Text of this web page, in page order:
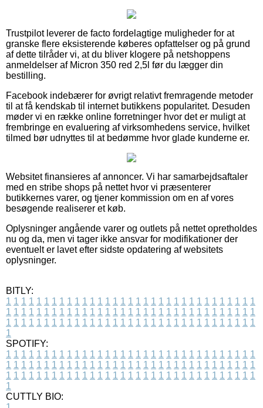
Trustpilot leverer de facto fordelagtige muligheder for at
granske flere eksisterende køberes opfattelser og på grund
af dette tilråder vi, at du bliver klogere på netshoppens
anmeldelser af Micron 350 red 2,5l før du lægger din
bestilling.
Facebook indebærer for øvrigt relativt fremragende metoder
til at få kendskab til internet butikkens popularitet. Desuden
møder vi en række online forretninger hvor det er muligt at
frembringe en evaluering af virksomhedens service, hvilket
tilmed bør udnyttes til at bedømme hvor glade kunderne er.
Websitet finansieres af annoncer. Vi har samarbejdsaftaler
med en stribe shops på nettet hvor vi præsenterer
butikkernes varer, og tjener kommission om en af vores
besøgende realiserer et køb.
Oplysninger angående varer og outlets på nettet opretholdes
nu og da, men vi tager ikke ansvar for modifikationer der
eventuelt er lavet efter sidste opdatering af websitets
oplysninger.
BITLY:
1 1 1 1 1 1 1 1 1 1 1 1 1 1 1 1 1 1 1 1 1 1 1 1 1 1 1 1 1 1 1 1 1
1 1 1 1 1 1 1 1 1 1 1 1 1 1 1 1 1 1 1 1 1 1 1 1 1 1 1 1 1 1 1 1 1
1 1 1 1 1 1 1 1 1 1 1 1 1 1 1 1 1 1 1 1 1 1 1 1 1 1 1 1 1 1 1 1 1
1
SPOTIFY:
1 1 1 1 1 1 1 1 1 1 1 1 1 1 1 1 1 1 1 1 1 1 1 1 1 1 1 1 1 1 1 1 1
1 1 1 1 1 1 1 1 1 1 1 1 1 1 1 1 1 1 1 1 1 1 1 1 1 1 1 1 1 1 1 1 1
1 1 1 1 1 1 1 1 1 1 1 1 1 1 1 1 1 1 1 1 1 1 1 1 1 1 1 1 1 1 1 1 1
1
CUTTLY BIO: